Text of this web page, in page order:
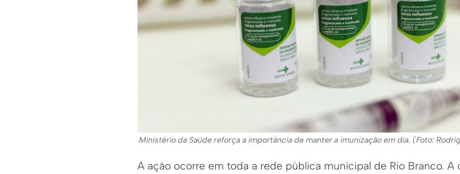
Ministério da Saúde reforça a importância de manter a imunização em dia. (Foto:
A ação ocorre em toda a rede pública municipal de Rio Branco. A